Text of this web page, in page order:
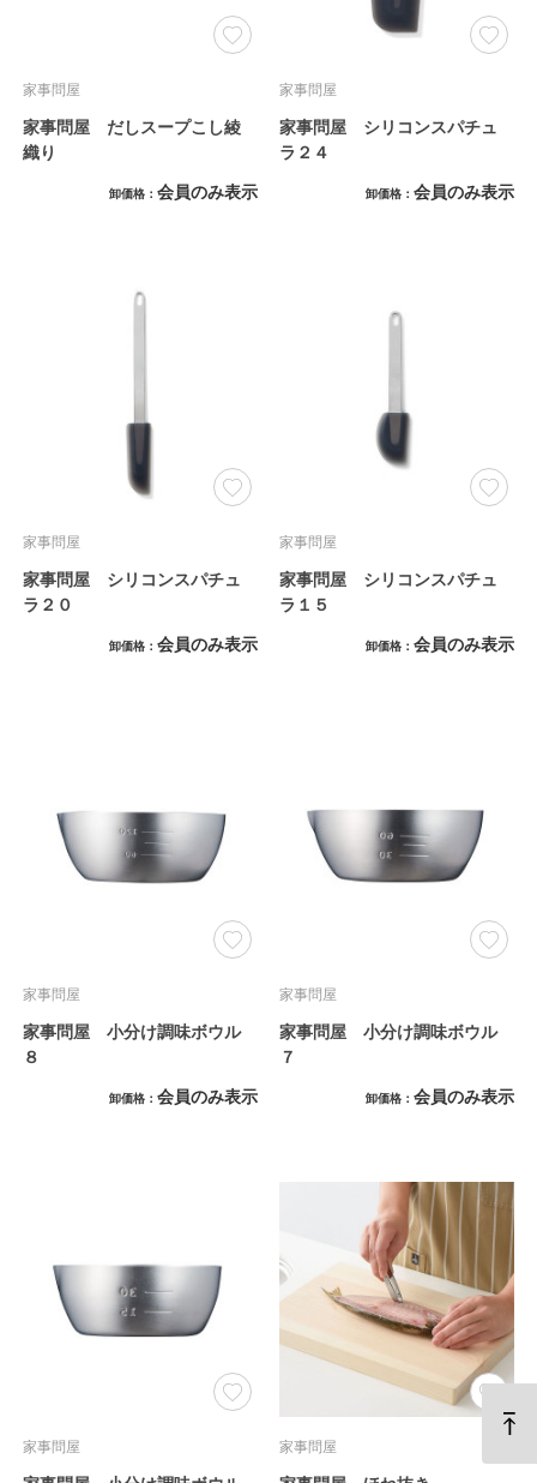
家事問屋
家事問屋 だしスープこし綾
織り
卸価格 会員のみ表示
家事問屋
家事問屋 シリコンスパチュ
ラ２４
卸価格 会員のみ表示
家事問屋
家事問屋 シリコンスパチュ
ラ２０
卸価格 会員のみ表示
家事問屋
家事問屋 シリコンスパチュ
ラ１５
卸価格 会員のみ表示
家事問屋
家事問屋 小分け調味ボウル
８
卸価格 会員のみ表示
家事問屋
家事問屋 小分け調味ボウル
７
卸価格 会員のみ表示
家事問屋 家事問屋